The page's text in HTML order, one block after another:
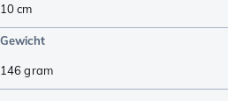
10cm
Gewicht
146gram